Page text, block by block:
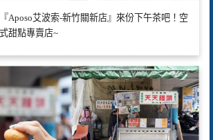
Aposo艾波索-新竹關新店』來份下午茶吧！空
甜點專賣店~